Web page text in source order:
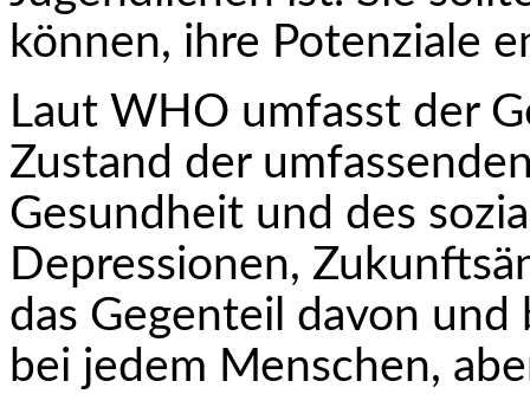
kön­nen, ihre Potenziale
Laut WHO umfasst der
Zustand der
Gesundheit und des
Depressionen,
das Gegenteil davon
bei jedem Menschen,